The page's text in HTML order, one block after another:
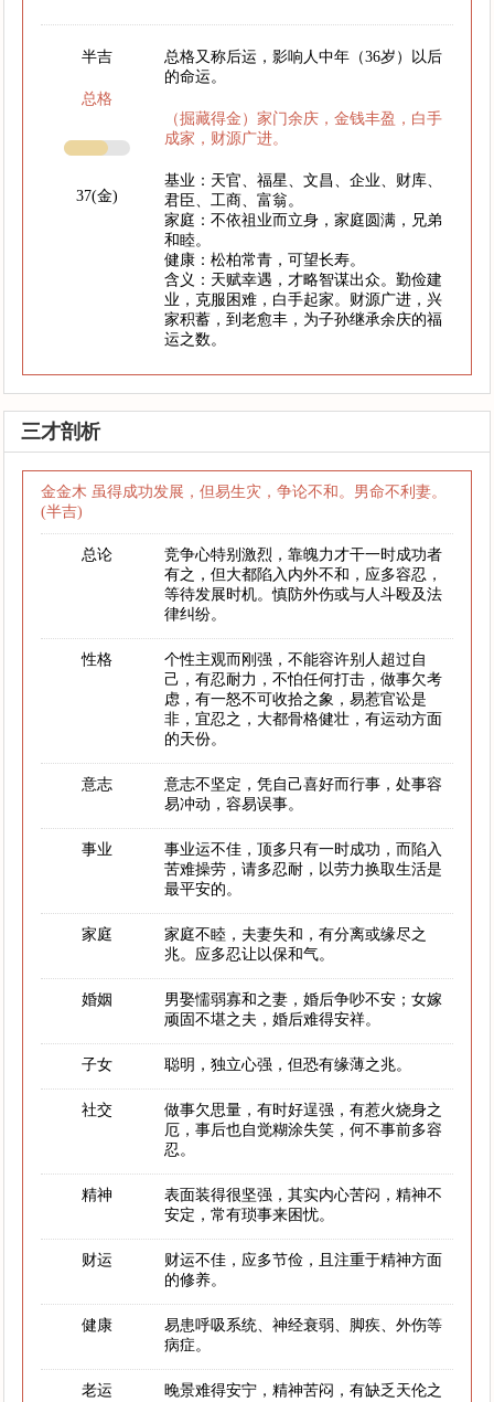
半吉
总格
37(金)
总格又称后运，影响人中年（36岁）以后
的命运。
（掘藏得金）家门余庆，金钱丰盈，白手
成家，财源广进。
基业：天官、福星、文昌、企业、财库、
君臣、工商、富翁。
家庭：不依祖业而立身，家庭圆满，兄弟
和睦。
健康：松柏常青，可望长寿。
含义：天赋幸遇，才略智谋出众。勤俭建
业，克服困难，白手起家。财源广进，兴
家积蓄，到老愈丰，为子孙继承余庆的福
运之数。
三才剖析
金金木 虽得成功发展，但易生灾，争论不和。男命不利妻。
(半吉)
总论
竞争心特别激烈，靠魄力才干一时成功者
有之，但大都陷入内外不和，应多容忍，
等待发展时机。慎防外伤或与人斗殴及法
律纠纷。
性格
个性主观而刚强，不能容许别人超过自
己，有忍耐力，不怕任何打击，做事欠考
虑，有一怒不可收拾之象，易惹官讼是
非，宜忍之，大都骨格健壮，有运动方面
的天份。
意志
意志不坚定，凭自己喜好而行事，处事容
易冲动，容易误事。
事业
事业运不佳，顶多只有一时成功，而陷入
苦难操劳，请多忍耐，以劳力换取生活是
最平安的。
家庭
家庭不睦，夫妻失和，有分离或缘尽之
兆。应多忍让以保和气。
婚姻
男娶懦弱寡和之妻，婚后争吵不安；女嫁
顽固不堪之夫，婚后难得安祥。
子女 聪明，独立心强，但恐有缘薄之兆。
社交
做事欠思量，有时好逞强，有惹火烧身之
厄，事后也自觉糊涂失笑，何不事前多容
忍。
精神
表面装得很坚强，其实内心苦闷，精神不
安定，常有琐事来困忧。
财运
财运不佳，应多节俭，且注重于精神方面
的修养。
健康
易患呼吸系统、神经衰弱、脚疾、外伤等
病症。
老运 晚景难得安宁，精神苦闷，有缺乏天伦之